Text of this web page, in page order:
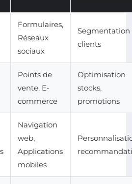
Formulaires,
Réseaux
sociaux
Segmentation
clients
Points de
vente, E-
commerce
Optimisation
stocks,
promotions
Navigation
web,
Applications
mobiles